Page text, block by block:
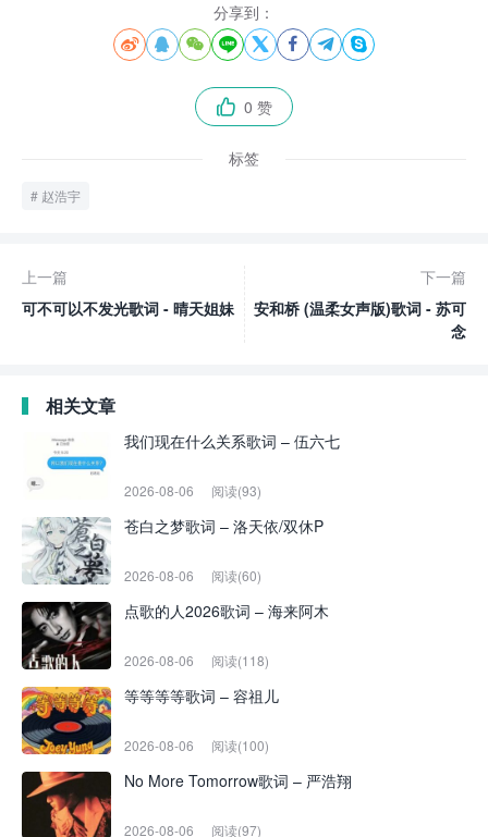
分享到：
       
 0 赞
标签
赵浩宇
上一篇
可不可以不发光歌词 - 晴天姐妹
下一篇
安和桥 (温柔女声版)歌词 - 苏可
念
相关文章
我们现在什么关系歌词 – 伍六七
2026-08-06 阅读(93)
苍白之梦歌词 – 洛天依/双休P
2026-08-06 阅读(60)
点歌的人2026歌词 – 海来阿木
2026-08-06 阅读(118)
等等等等歌词 – 容祖儿
2026-08-06 阅读(100)
No More Tomorrow歌词 – 严浩翔
2026-08-06 阅读(97)